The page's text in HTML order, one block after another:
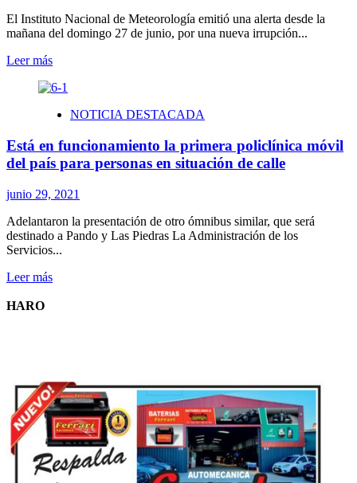
El Instituto Nacional de Meteorología emitió una alerta desde la
mañana del domingo 27 de junio, por una nueva irrupción...
Leer másLeer
sobre
de
polar
continuará
hasta
mañana
NOTICIA DESTACADA
Está en funcionamiento la primera policlínica móvil
del país para personas en situación de calle
junio 29, 2021
Adelantaron la presentación de otro ómnibus similar, que será
destinado a Pando y Las Piedras La Administración de los
Servicios...
Leer másLeer
policlínica
móvil
del
país
para
personas
HARO